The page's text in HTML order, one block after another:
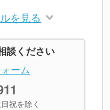
を見る
談ください
ーム
祝を除く